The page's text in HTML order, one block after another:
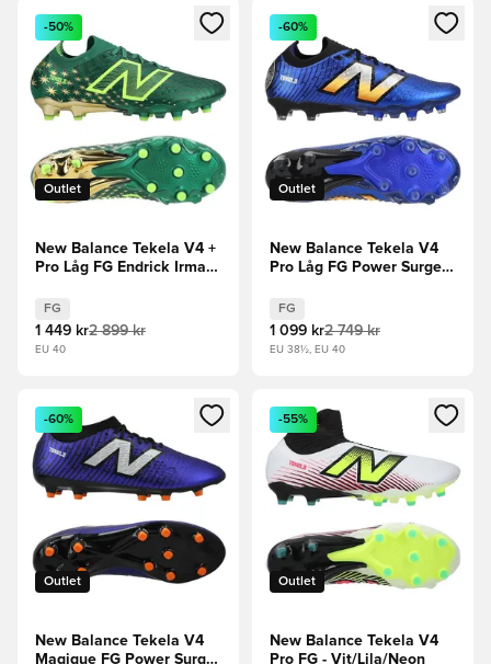
Öppnar en Modal för att logga in eller registrera dig som
Outlet
-50%
New Balance Tekela V4 +
Pro Låg FG Endrick Irmao
EDITION
FG
1 449 kr2 899 kr
EU 40
Öppnar en Modal för att
Outlet
-60%
New Balance Tekela V4
Pro Låg FG Power Surge -
FG
1 099 kr2 749 kr
EU 38½, EU 40
Öppnar en Modal för att logga in eller registrera dig som
Outlet
-60%
New Balance Tekela V4
Magique FG Power Surge
Öppnar en Modal för att
Outlet
-55%
New Balance Tekela V4
Pro FG - Vit/Lila/Neon